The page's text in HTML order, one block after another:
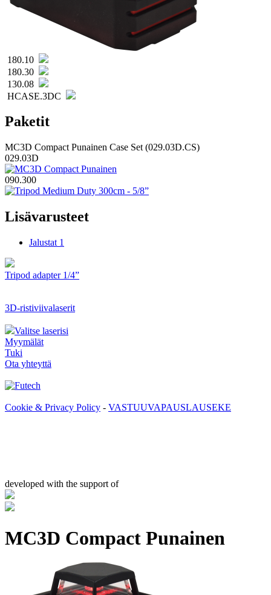
180.10
180.30
130.08
HCASE.3DC
Paketit
MC3D Compact Punainen Case Set (029.03D.CS)
029.03D
090.300
Lisävarusteet
Jalustat 1
Tripod adapter 1/4”
3D-ristiviivalaserit
Valitse laserisi
Myymälät
Tuki
Ota yhteyttä
Cookie & Privacy Policy - VASTUUVAPAUSLAUSEKE
developed with the support of
MC3D Compact Punainen